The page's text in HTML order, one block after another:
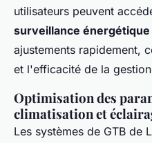
utilisateurs peuvent
surveillance énergétique
ajustements rapidement,
et l'efficacité de la
Optimisation des
climatisation et
Les systèmes de GTB de